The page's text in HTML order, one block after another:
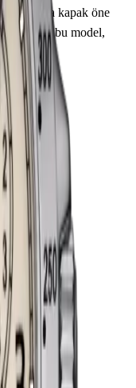
arka kapak öne
sunulan bu model,